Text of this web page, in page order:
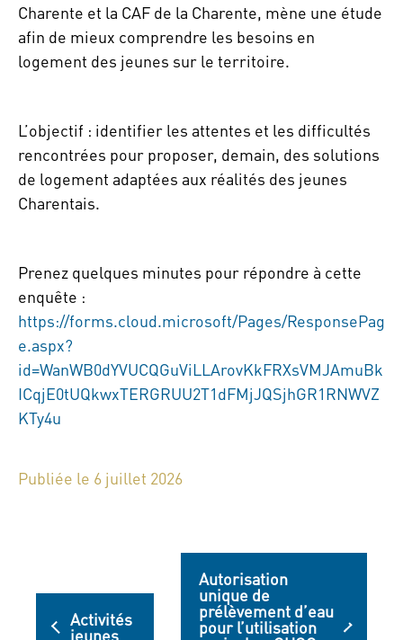
Charente et la CAF de la Charente, mène une étude
afin de mieux comprendre les besoins en
logement des jeunes sur le territoire.
L’objectif : identifier les attentes et les difficultés
rencontrées pour proposer, demain, des solutions
de logement adaptées aux réalités des jeunes
Charentais.
Prenez quelques minutes pour répondre à cette
enquête :
https://forms.cloud.microsoft/Pages/ResponsePag
e.aspx?
id=WanWB0dYVUCQGuViLLArovKkFRXsVMJAmuBk
ICqjE0tUQkwxTERGRUU2T1dFMjJQSjhGR1RNWVZ
KTy4u
Publiée le 6 juillet 2026
Activités
jeunes
Autorisation
unique de
prélèvement d’eau
pour l’utilisation